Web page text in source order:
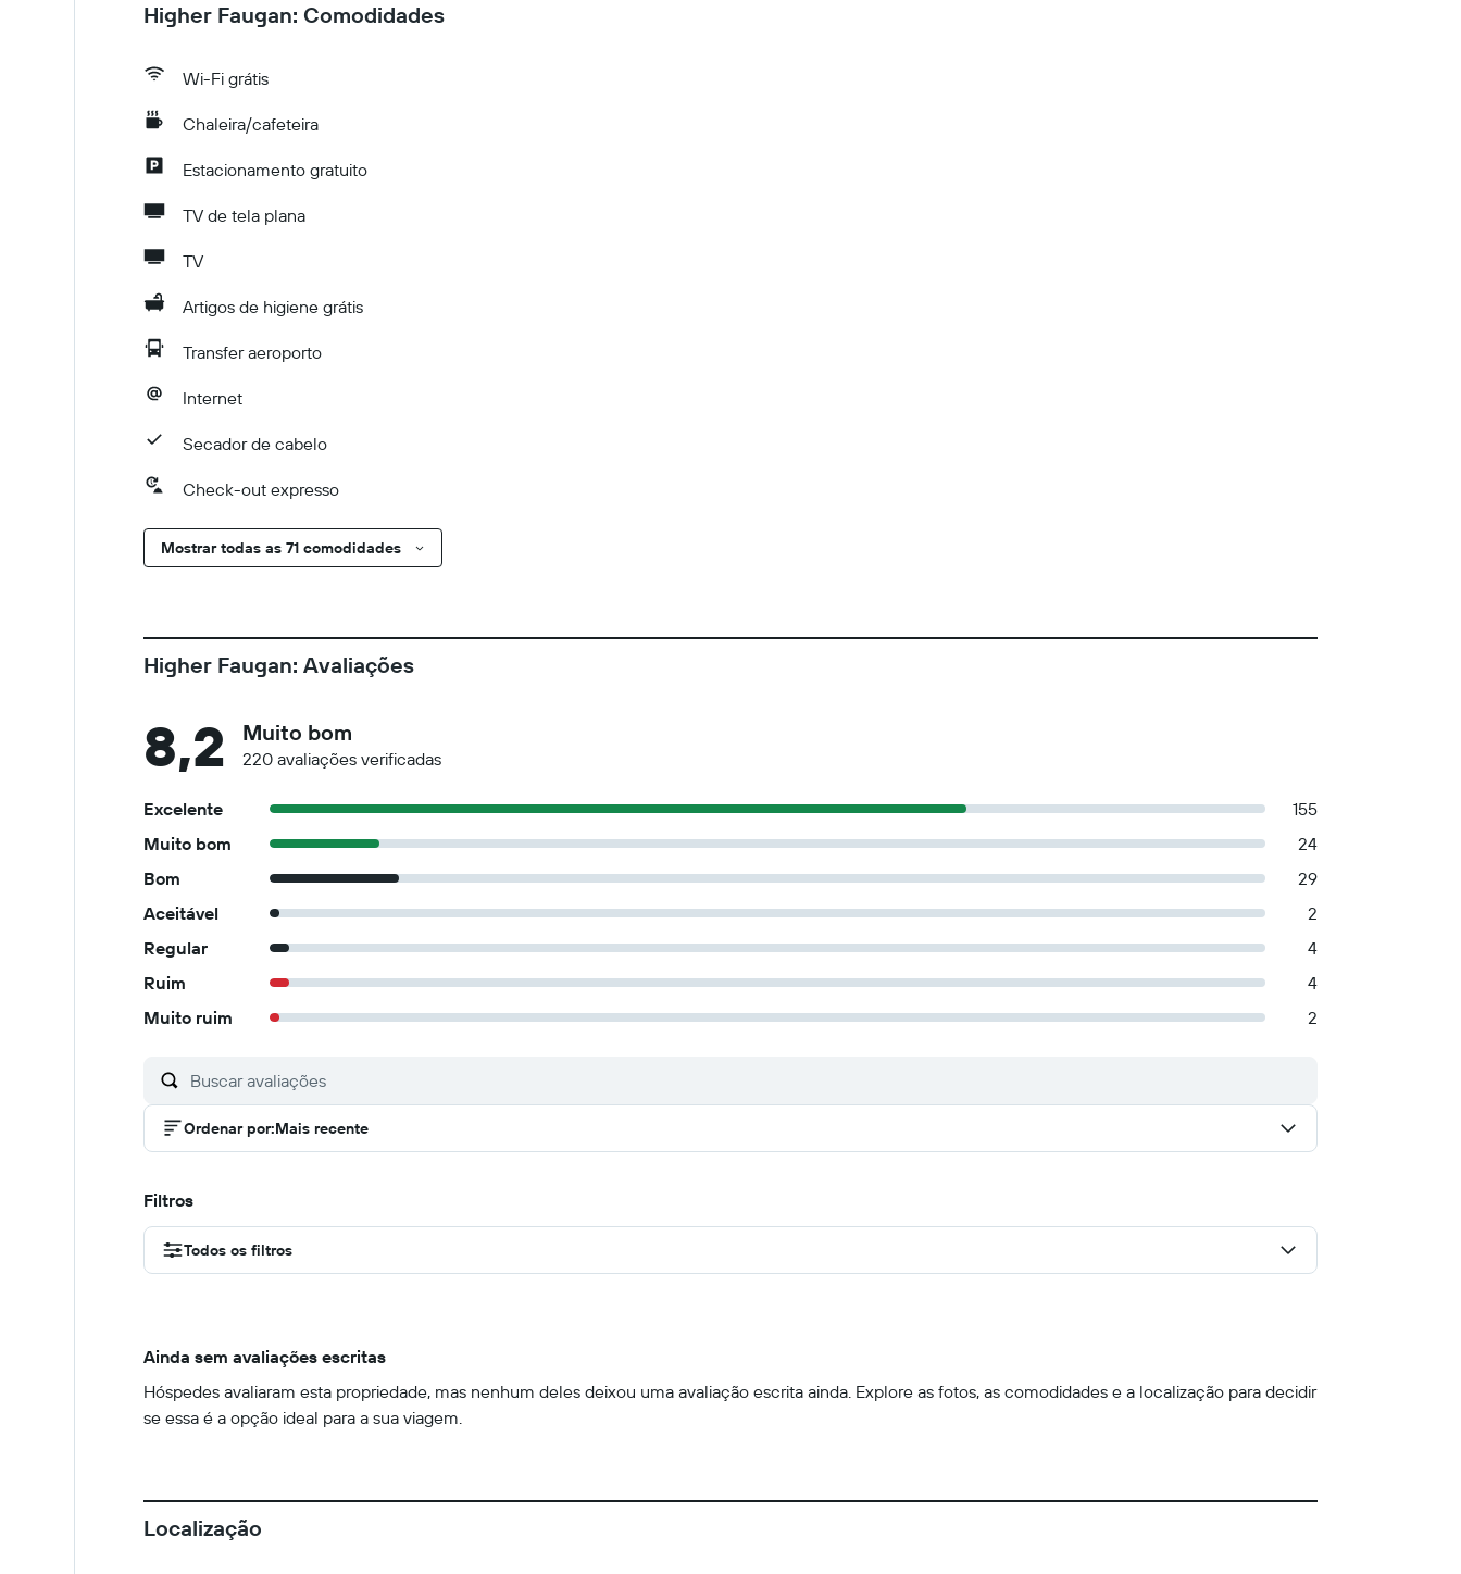
Higher Faugan: Comodidades
Wi-Fi grátis
Chaleira/cafeteira
Estacionamento gratuito
TV de tela plana
TV
Artigos de higiene grátis
Transfer aeroporto
Internet
Secador de cabelo
Check-out expresso
Mostrar todas as 71 comodidades
Higher Faugan: Avaliações
8,2 Muito bom
220 avaliações verificadas
Excelente
155
Muito bom
24
Bom
29
Aceitável
2
Regular
4
Ruim
4
Muito ruim
2
Ordenar por:Mais recente
Filtros
Todos os filtros
Ainda sem avaliações escritas
Hóspedes avaliaram esta propriedade, mas nenhum deles deixou uma avaliação escrita ainda. Explore as fotos, as comodidades e a localização para decidir
se essa é a opção ideal para a sua viagem.
Localização